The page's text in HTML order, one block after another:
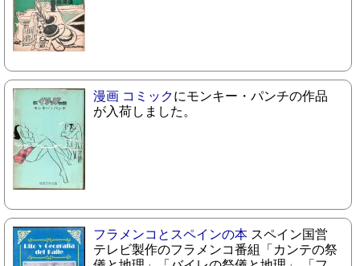
漫画 コミックにモンキー・パンチの作品
が入荷しました。
フラメンコとスペインの本 スペイン国営
テレビ製作のフラメンコ番組「カンテの祭